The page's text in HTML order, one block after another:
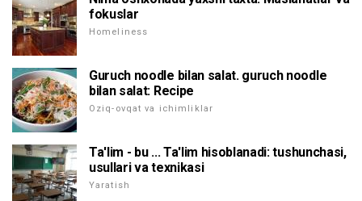
fokuslar
Homeliness
Guruch noodle bilan salat. guruch noodle
bilan salat: Recipe
Oziq-ovqat va ichimliklar
Ta'lim - bu ... Ta'lim hisoblanadi: tushunchasi,
usullari va texnikasi
Yaratish